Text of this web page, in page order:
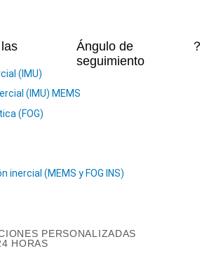
Ángulo de
seguimiento
？
(IMU)
(IMU) MEMS
(FOG)
inercial (MEMS y FOG INS)
PERSONALIZADAS
HORAS